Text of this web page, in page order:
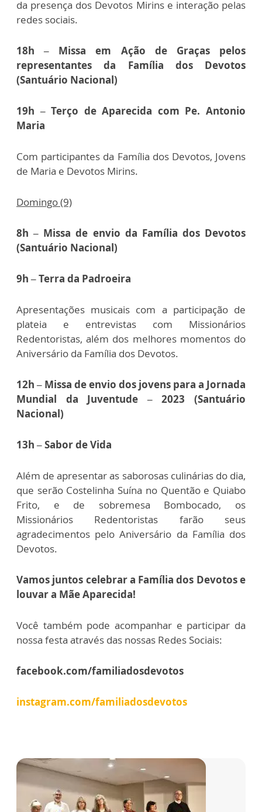
da presença dos Devotos Mirins e interação pelas
redes sociais.
18h – Missa em Ação de Graças pelos
representantes da Família dos Devotos
(Santuário Nacional)
19h – Terço de Aparecida com Pe. Antonio
Maria
Com participantes da Família dos Devotos, Jovens
de Maria e Devotos Mirins.
Domingo (9)
8h – Missa de envio da Família dos Devotos
(Santuário Nacional)
9h – Terra da Padroeira
Apresentações musicais com a participação de
plateia e entrevistas com Missionários
Redentoristas, além dos melhores momentos do
Aniversário da Família dos Devotos.
12h – Missa de envio dos jovens para a Jornada
Mundial da Juventude – 2023 (Santuário
Nacional)
13h – Sabor de Vida
Além de apresentar as saborosas culinárias do dia,
que serão Costelinha Suína no Quentão e Quiabo
Frito, e de sobremesa Bombocado, os
Missionários Redentoristas farão seus
agradecimentos pelo Aniversário da Família dos
Devotos.
Vamos juntos celebrar a Família dos Devotos e
louvar a Mãe Aparecida!
Você também pode acompanhar e participar da
nossa festa através das nossas Redes Sociais:
facebook.com/familiadosdevotos
instagram.com/familiadosdevotos